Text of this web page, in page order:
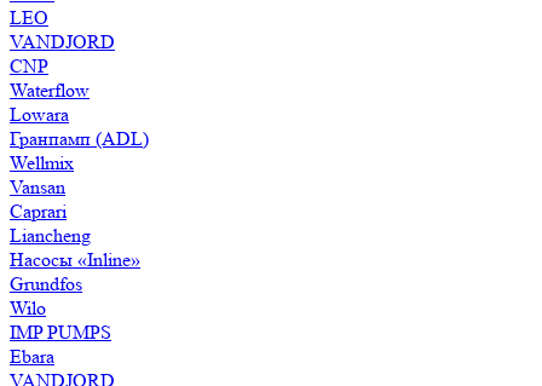
LEO
VANDJORD
CNP
Waterflow
Lowara
Гранпамп (ADL)
Wellmix
Vansan
Caprari
Liancheng
Насосы «Inline»
Grundfos
Wilo
IMP PUMPS
Ebara
VANDJORD